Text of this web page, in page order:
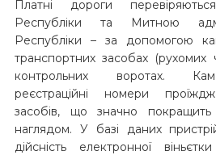
Платні дороги
Республіки та Митною
Республіки – за допомогою
транспортних засобах
контрольних воротах.
реєстраційні номери
засобів, що значно
наглядом. У базі даних
дійсність електронної